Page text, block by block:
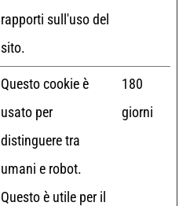
rapporti sull'uso del
sito.
Questo cookie è
usato per
distinguere tra
umani e robot.
Questo è utile per il
180
giorni